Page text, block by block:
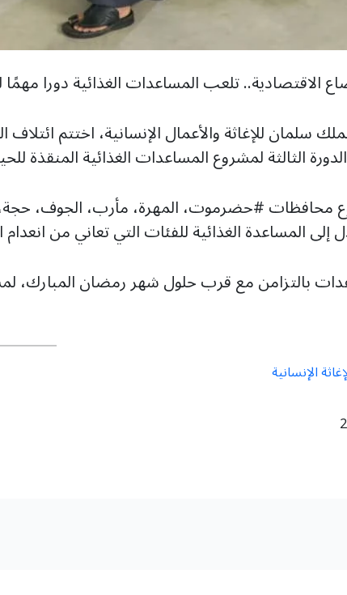
الاقتصادية.. تلعب المساعدات الغذائية دورا مهمًا
الثالثة لمشروع المساعدات الغذائية المنقذة
إلى المساعدة الغذائية للفئات التي تعاني من انعدام
بالتزامن مع قرب حلول شهر رمضان المبارك،
الإنسانية